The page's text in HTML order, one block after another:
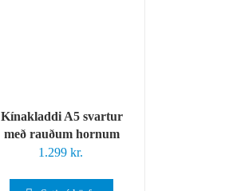
Kínakladdi A5 svartur
með rauðum hornum
1.299 kr.